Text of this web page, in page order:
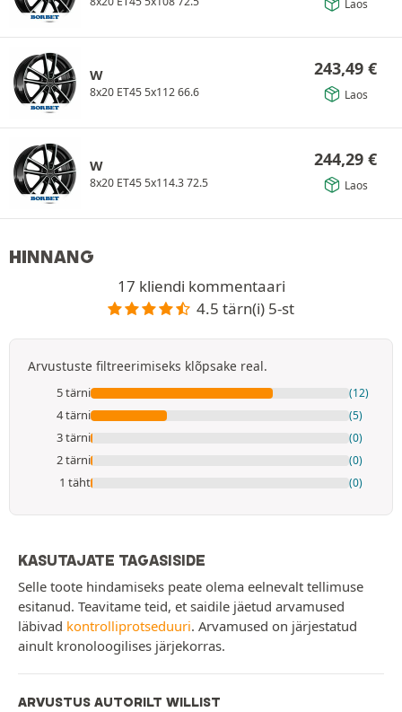
Laos
W
8x20 ET45 5x112 66.6
243,49 €
Laos
W
8x20 ET45 5x114.3 72.5
244,29 €
Laos
HINNANG
17 kliendi kommentaari
4.5 tärn(i) 5-st
Arvustuste filtreerimiseks klõpsake real.
5 tärni (12)
4 tärni (5)
3 tärni (0)
2 tärni (0)
1 täht (0)
KASUTAJATE TAGASISIDE
Selle toote hindamiseks peate olema eelnevalt tellimuse
esitanud. Teavitame teid, et saidile jäetud arvamused
läbivad kontrolliprotseduuri. Arvamused on järjestatud
ainult kronoloogilises järjekorras.
ARVUSTUS AUTORILT WILLIST